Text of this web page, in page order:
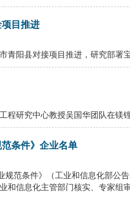
目推进
青阳县对接项目推进，研究部署
程研究中心教授吴国华团队在镁
条件》企业名单
规范条件》（工业和信息化部公
和信息化主管部门核实、专家组